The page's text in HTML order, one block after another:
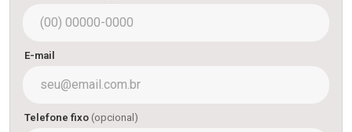
E-mail
Telefone fixo (opcional)